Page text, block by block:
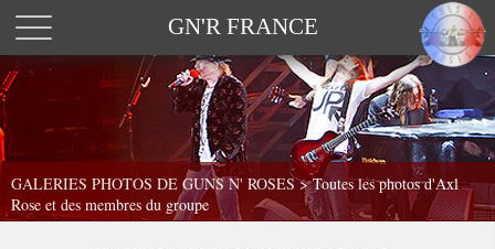
GN'R FRANCE
GALERIES PHOTOS DE GUNS N' ROSES >Toutes les photos d'Axl
Rose et des membres du groupe